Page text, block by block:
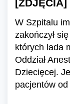
[ZDJĘCIA]
W Szpitalu
zakończył
których lada
Oddział
Dziecięcej.
pacjentów